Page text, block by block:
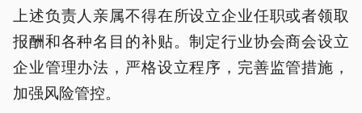
上述负责人亲属不得在所设立企业任职或者领取
报酬和各种名目的补贴。制定行业协会商会设立
企业管理办法，严格设立程序，完善监管措施，
加强风险管控。